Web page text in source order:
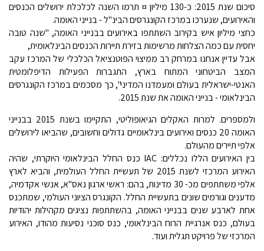
סיכום שנת 2015: כ-130 מיליון ¤ תרמו השנה לכלכלת ירושלים הכנסים
והאירועים, שנערכו במרכז הקונגרסים הבינ"ל - בנייני האומה.
כחצי מיליון איש בקירוב השתתפו באירועים בבנייני האומה, "שנה טובה
יחסית עם כמה הצלחות מרשימות בזירת תיירות הכנסים הבינלאומית,
אבל עדיין אנחנו במרחק רב ממיצוי הפוטנציאל הכלכלי של המרכז עקב
המצב הביטחוני המתוח בארץ, התגברות הפעילות הדיפלומטית
האנטי-ישראלית בעולם ומעמדנו המדיני", כך מסכמים במרכז הקונגרסים
הבינלאומי - בנייני האומה את שנת 2015.
ולמספרים. למרות האקלים הגיאופוליטי, התקיימו בשנת 2015 בבנייני
האומה 20 כנסים ואירועים בינלאומיים גדולים וחשובים, שהביאו לירושלים
אלפי תיירים מהעולם.
בין האירועים הללו נכללים: IAC כנס החלל הבינלאומי היוקרתי, שהיה
האירוע המרכזי לשנת 2015 של תעשיית החלל העולמית, והביא לארץ
אלפי משתתפים מכ- 30 מדינות, בהם: ראשי ארגון נאס"א, אנשי אקדמיה,
מדענים וגורמים שונים בתעשיית החלל. הקונגרס הציוני העולמי, שמתכנס
אחת לארבע שנים בבנייני האומה, בהשתתפות נציגים מקהילות יהודיות
בעולם, כנס אנרגיית הרוח הבינלאומי, כנס סוכני נסיעות מהודו, האירוע
המרכזי של פרויקט תגלית ועוד.